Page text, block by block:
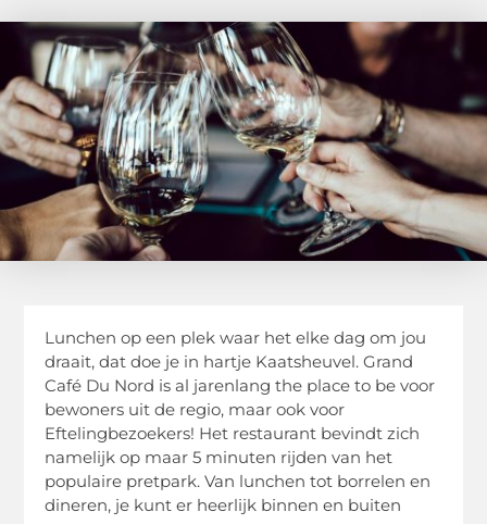
Lunchen op een plek waar het elke dag om jou
draait, dat doe je in hartje Kaatsheuvel. Grand
Café Du Nord is al jarenlang the place to be voor
bewoners uit de regio, maar ook voor
Eftelingbezoekers! Het restaurant bevindt zich
namelijk op maar 5 minuten rijden van het
populaire pretpark. Van lunchen tot borrelen en
dineren, je kunt er heerlijk binnen en buiten